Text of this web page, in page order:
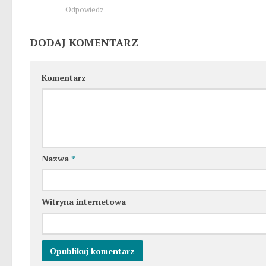
Odpowiedz
DODAJ KOMENTARZ
Komentarz
Nazwa *
Witryna internetowa